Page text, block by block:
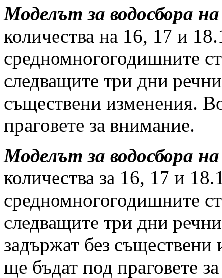
Моделът за водосбора
количества на 16, 17 и
средномногогодишните
следващите три дни
съществени изменения.
праговете за внимание.
Моделът за водосбора
количества за 16, 17 и
средномногогодишните
следващите три дни
задържат без съществени
ще бъдат под праговете